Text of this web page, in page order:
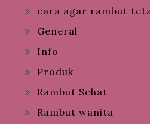
cara agar rambut
General
Info
Produk
Rambut Sehat
Rambut wanita